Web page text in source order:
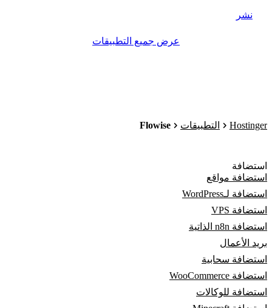
نشر
عرض جميع التطبيقات
Hostinger التطبيقات Flowise
استضافة
استضافة مواقع
استضافة لـWordPress
استضافة VPS
استضافة n8n الذاتية
بريد الأعمال
استضافة سحابية
استضافة WooCommerce
استضافة للوكالات